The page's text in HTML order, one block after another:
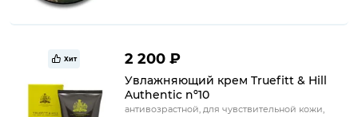
Хит 2 200 ₽
Увлажняющий крем Truefitt & Hill
Authentic nº10
антивозрастной, для чувствительной кожи,